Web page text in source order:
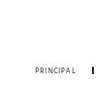
PRINCIPAL